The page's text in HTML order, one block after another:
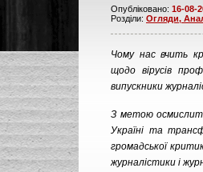
Опубліковано: 16-08-
Розділи: Огляди,
Чому нас вчить
щодо вірусів
випускники
З метою
Україні та
громадської
журналістики і